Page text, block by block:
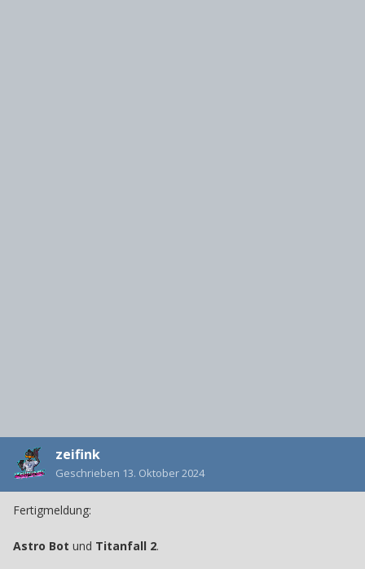
zeifink
Geschrieben 13. Oktober 2024
Fertigmeldung:
Astro Bot und Titanfall 2.